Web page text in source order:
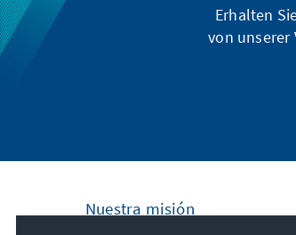
Erhalten
von unserer
Nuestra misión